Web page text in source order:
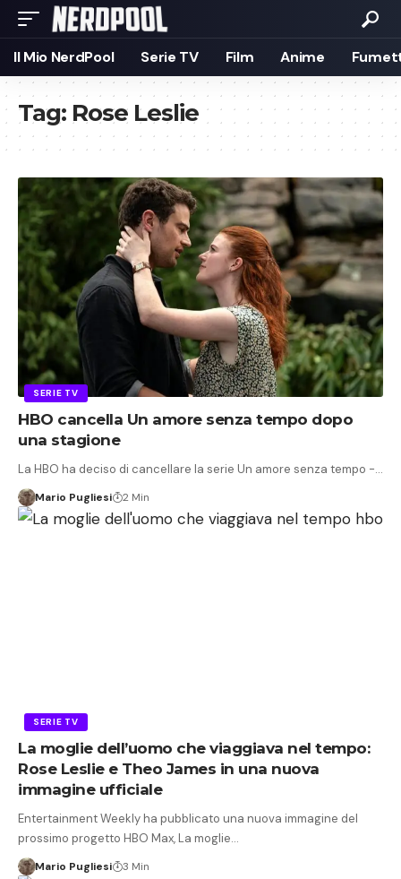
Il Mio NerdPool Serie TV Film Anime
Tag: Rose Leslie
SERIE TV
HBO cancella Un amore senza tempo dopo
una stagione
La HBO ha deciso di cancellare la serie Un amore senza tempo -…
Mario Pugliesi 2 Min
SERIE TV
La moglie dell’uomo che viaggiava nel tempo:
Rose Leslie e Theo James in una nuova
immagine ufficiale
Entertainment Weekly ha pubblicato una nuova immagine del
prossimo progetto HBO Max, La moglie…
Mario Pugliesi 3 Min